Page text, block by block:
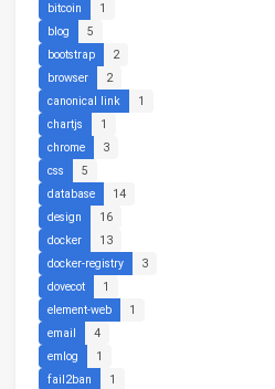
bitcoin
1
blog
5
bootstrap
2
browser
2
canonical link
1
chartjs
1
chrome
3
css
5
database
14
design
16
docker
13
docker-registry
3
dovecot
1
element-web
1
email
4
emlog
1
fail2ban
1